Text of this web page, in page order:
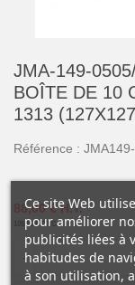
JMA-149-
BOÎTE DE 10
1313
Référence :
88,00 € H.T.
105,60 € T.T.C.
-
Ce site Web
pour améliorer
publicités liées à
habitudes de
à son utilisation,